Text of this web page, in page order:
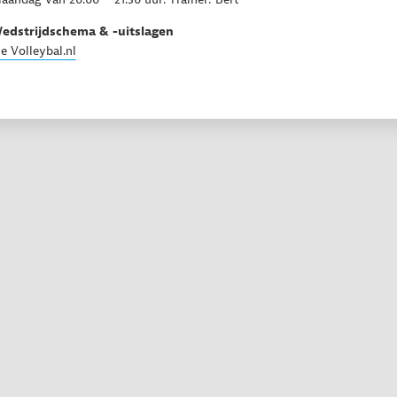
& -uitslagen
Volleybal.nl